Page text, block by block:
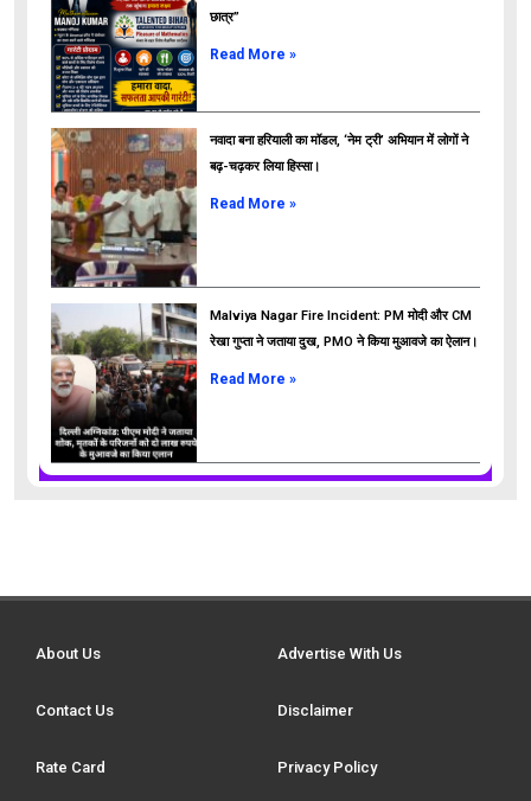
ads
छात्र”
Read More »
नवादा बना हरियाली का मॉडल, ‘नेम ट्री’ अभियान में लोगों ने
बढ़-चढ़कर लिया हिस्सा।
Read More »
Malviya Nagar Fire Incident: PM मोदी और CM
रेखा गुप्ता ने जताया दुख, PMO ने किया मुआवजे का ऐलान।
Read More »
About Us Advertise With Us
Contact Us Disclaimer
Rate Card Privacy Policy